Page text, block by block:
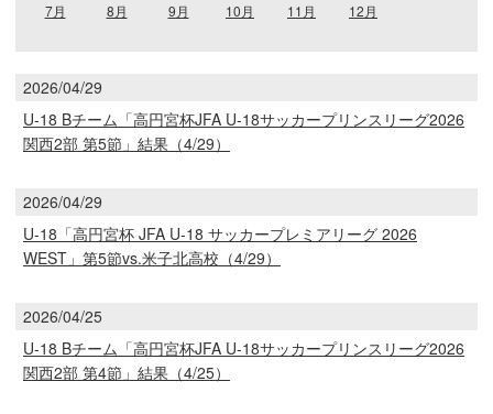
7月
8月 9月 10月 11月 12月
2026/04/29
U-18 Bチーム「高円宮杯JFA U-18サッカープリンスリーグ2026
関西2部 第5節」結果（4/29）
2026/04/29
U-18「高円宮杯 JFA U-18 サッカープレミアリーグ 2026
WEST」第5節vs.米子北高校（4/29）
2026/04/25
U-18 Bチーム「高円宮杯JFA U-18サッカープリンスリーグ2026
関西2部 第4節」結果（4/25）